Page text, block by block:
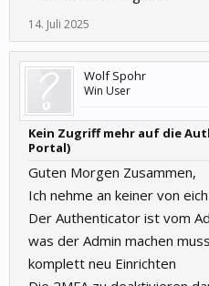
14. Juli 2025
Wolf Spohr
Win User
Kein Zugriff mehr auf die
Portal)
Guten Morgen Zusammen,
Ich nehme an keiner von
Der Authenticator ist vom
was der Admin machen
komplett neu Einrichten